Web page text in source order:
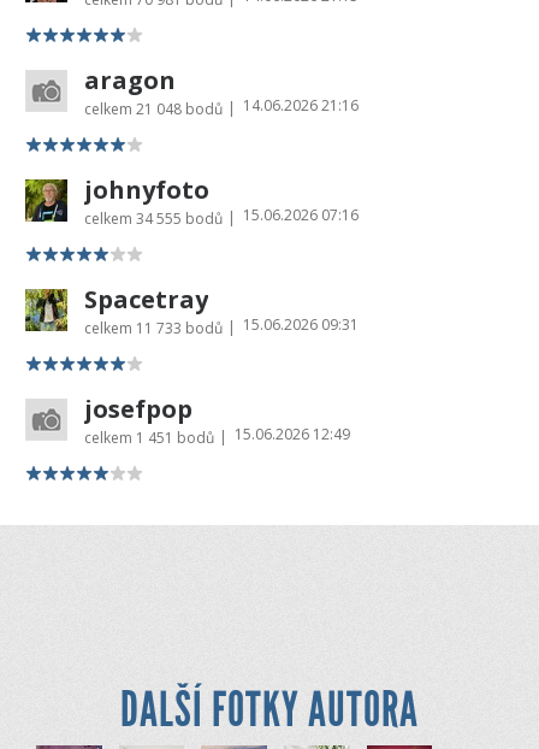
aragon
celkem 21 048 bodů | 14.06.2026 21:16
johnyfoto
celkem 34 555 bodů | 15.06.2026 07:16
Spacetray
celkem 11 733 bodů | 15.06.2026 09:31
josefpop
celkem 1 451 bodů | 15.06.2026 12:49
DALŠÍ FOTKY AUTORA